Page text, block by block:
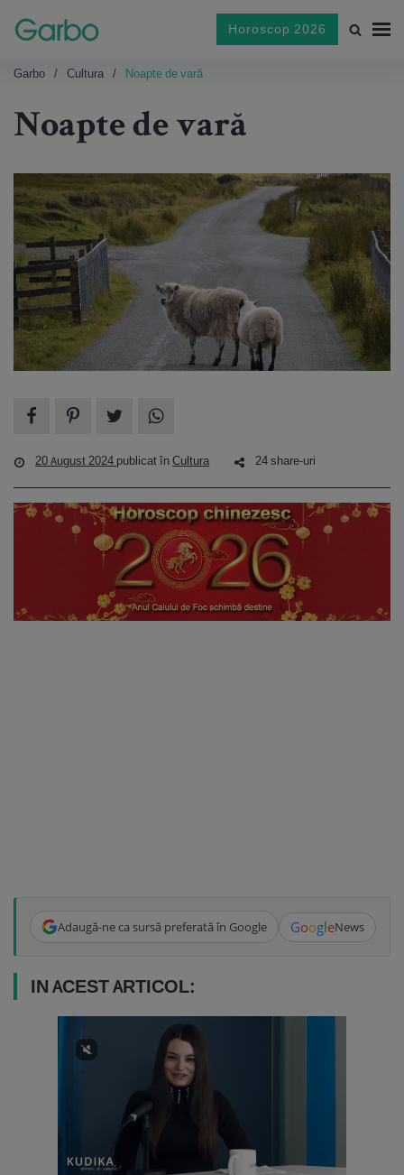
Horoscop 2026
Garbo Cultura Noapte de vară
Noapte de vară
20 August 2024 publicat înCultura 24 share-uri
Adaugă-ne ca sursă preferată în Google GoogleNews
IN ACEST ARTICOL: